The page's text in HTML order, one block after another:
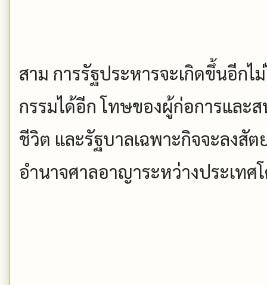
สาม การรัฐประหารจะเกิดขึ้นอีกไ
กรรมได้อีก โทษของผู้ก่อการและ
ชีวิต และรัฐบาลเฉพาะกิจจะลงสั
อำนาจศาลอาญาระหว่างประเท